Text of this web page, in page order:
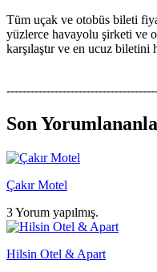
Tüm uçak ve otobüs bileti
yüzlerce havayolu şirketi ve
karşılaştır ve en ucuz biletini
Son
Çakır Motel
3 Yorum yapılmış.
Hilsin Otel & Apart